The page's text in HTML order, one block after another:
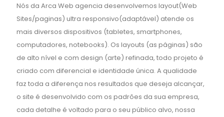
Nós da Arca Web agencia desenvolvemos layout(Web
Sites/paginas) ultra responsivo(adaptável) atende os
mais diversos dispositivos (tabletes, smartphones,
computadores, notebooks). Os layouts (as páginas) são
de alto nível e com design (arte) refinada, todo projeto é
criado com diferencial e identidade única. A qualidade
faz toda a diferença nos resultados que deseja alcançar,
o site é desenvolvido com os padrões da sua empresa,
cada detalhe é voltado para o seu público alvo, nossa